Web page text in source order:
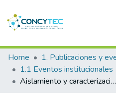
Communities & Collections
Research Outputs
Home
1.1 Eventos institucionales
Aislamiento y caracterización fenotípica de cepas de Vibrio spp. y Salmonella spp. con potencial zoonótico, presentes en Donax spp. (palabritas) procedentes de bancos naturales de la región Lambayeque: determinación del perfil de susceptibilidad a los principales antibióticos usados en la salud humana